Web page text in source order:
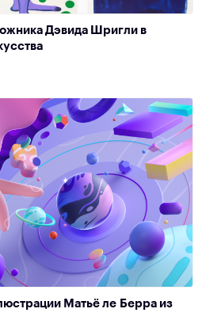
Дэвида Шригли в
Матьё ле Берра из